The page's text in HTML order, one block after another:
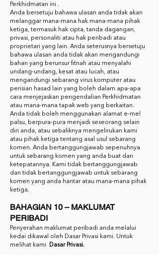
Perkhidmatan ini .
Anda bersetuju bahawa ulasan anda tidak akan
melanggar mana-mana hak mana-mana pihak
ketiga, termasuk hak cipta, tanda dagangan,
privasi, personaliti atau hak peribadi atau
proprietari yang lain. Anda seterusnya bersetuju
bahawa ulasan anda tidak akan mengandungi
bahan yang berunsur fitnah atau menyalahi
undang-undang, kesat atau lucah, atau
mengandungi sebarang virus komputer atau
perisian hasad lain yang boleh dalam apa-apa
cara menjejaskan pengendalian Perkhidmatan
atau mana-mana tapak web yang berkaitan.
Anda tidak boleh menggunakan alamat e-mel
palsu, berpura-pura menjadi seseorang selain
diri anda, atau sebaliknya mengelirukan kami
atau pihak ketiga tentang asal usul sebarang
komen. Anda bertanggungjawab sepenuhnya
untuk sebarang komen yang anda buat dan
ketepatannya. Kami tidak bertanggungjawab
dan tidak bertanggungjawab untuk sebarang
komen yang anda hantar atau mana-mana pihak
ketiga.
BAHAGIAN 10 – MAKLUMAT
PERIBADI
Penyerahan maklumat peribadi anda melalui
kedai dikawal oleh Dasar Privasi kami. Untuk
melihat kami
Dasar Privasi.